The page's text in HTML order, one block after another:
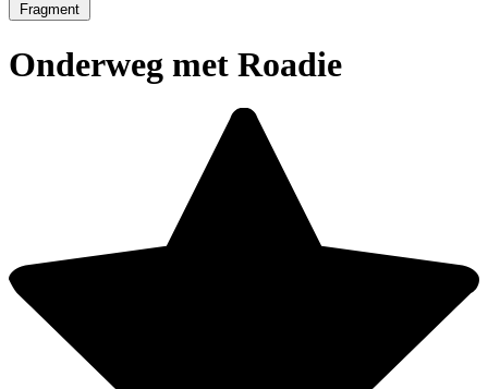
Fragment
Onderweg met Roadie